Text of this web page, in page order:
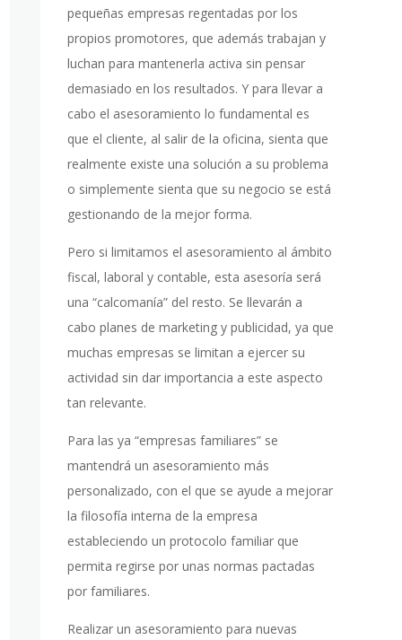
pequeñas empresas regentadas por los
propios promotores, que además trabajan y
luchan para mantenerla activa sin pensar
demasiado en los resultados. Y para llevar a
cabo el asesoramiento lo fundamental es
que el cliente, al salir de la oficina, sienta que
realmente existe una solución a su problema
o simplemente sienta que su negocio se está
gestionando de la mejor forma.
Pero si limitamos el asesoramiento al ámbito
fiscal, laboral y contable, esta asesoría será
una “calcomanía” del resto. Se llevarán a
cabo planes de marketing y publicidad, ya que
muchas empresas se limitan a ejercer su
actividad sin dar importancia a este aspecto
tan relevante.
Para las ya “empresas familiares” se
mantendrá un asesoramiento más
personalizado, con el que se ayude a mejorar
la filosofía interna de la empresa
estableciendo un protocolo familiar que
permita regirse por unas normas pactadas
por familiares.
Realizar un asesoramiento para nuevas